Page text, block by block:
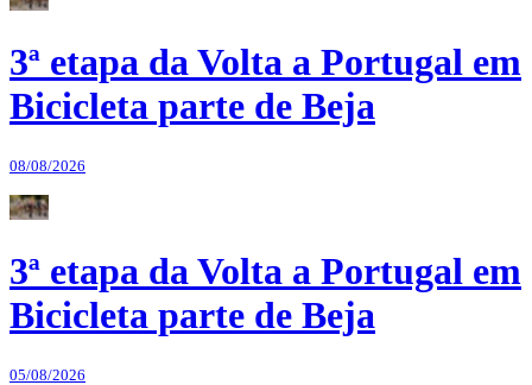
3ª etapa da Volta a Portugal em
Bicicleta parte de Beja
08/08/2026
3ª etapa da Volta a Portugal em
Bicicleta parte de Beja
05/08/2026